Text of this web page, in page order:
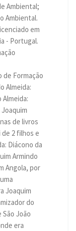
Ambiental;
Ambiental.
em
- Portugal.
Formação
Almeida:
de livros
de 2 filhos e
Diácono da
Armindo
Angola, por
Joaquim
do
João
era